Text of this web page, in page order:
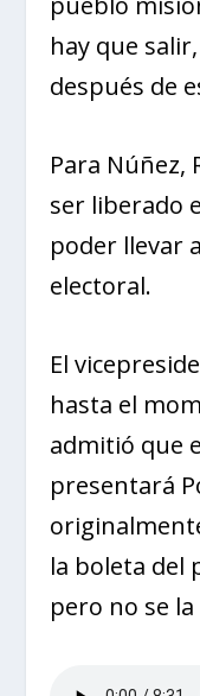
hay que
después de
Para Núñez,
ser liberado
poder llevar
electoral.
El
hasta el
admitió que
presentará
la boleta del
pero no se